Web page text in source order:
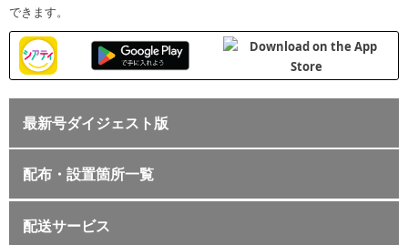
できます。
最新号ダイジェスト版
配布・設置箇所一覧
配送サービス